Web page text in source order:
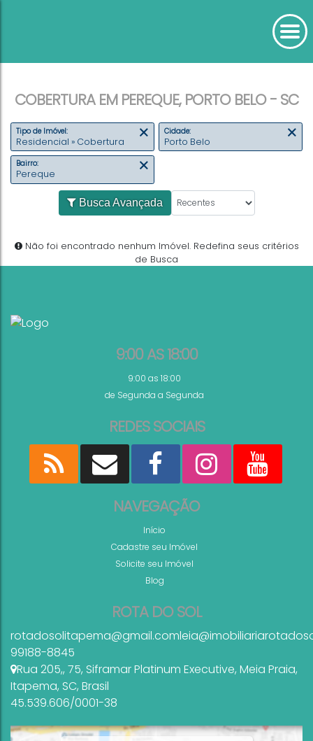
COBERTURA EM PEREQUE, PORTO BELO - SC
Tipo de Imóvel:
Residencial » Cobertura
Cidade:
Bairro:
Pereque
Busca Avançada
9:00 AS 18:00
9:00 as 18:00
de Segunda a Segunda
REDES SOCIAIS
NAVEGAÇÃO
Início
Cadastre seu Imóvel
Solicite seu Imóvel
Blog
ROTA DO SOL
rotadosolitapema@gmail.com
99188-8845
Rua 205,, 75, Siframar Platinum Executive, Meia Praia,
Itapema, SC, Brasil
45.539.606/0001-38